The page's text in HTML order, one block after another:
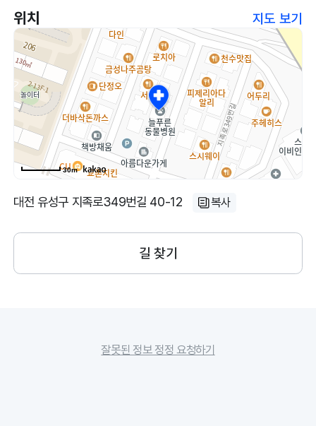
위치 지도 보기
30m
대전 유성구 지족로349번길 40-12 복사
길 찾기
잘못된 정보 정정 요청하기